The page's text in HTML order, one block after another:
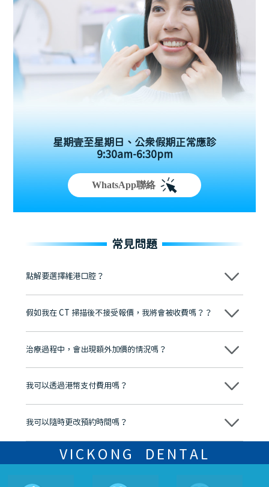
星期壹至星期日、公眾假期正常應診
9:30am-6:30pm
WhatsApp聯絡
常見問題
點解要選擇維港口腔？
維港口腔踐行「醫道濟世」的大學校訓，各分院匯聚來自香港、內地的
牌」、「2025香港企業領袖品牌」，是諾貝爾種植系統全球放心植牙中
至今已服務超過三十個國家和地區的顧客，受到粵港澳大灣區及周邊城
市市民極高的口碑評價及信任推薦 珠海、深圳設有八大分院，香港亦設
有咨詢及服務保障中心，有任何問題都可以隨時預約免費咨詢，讓人十
假如我在 CT 掃描後不接受報價，我將會被收費嗎？？
不會！只要未開始實際服務之前，你不會被收取任何費用。
治療過程中，會出現額外加價的情況嗎？
不會，治療前我們會詳細說明治療方案及對應的價錢，顧客同意並簽字
我可以透過港幣支付費用嗎？
可以。維港口腔會按照當日匯率轉算收取費用，而匯率會及時告知客人
我可以隨時更改預約時間嗎？
可以，請盡早通過wechat或whatsapp聯絡我們，告知我們你原本預約
的時間及資料，並且重新預約的日期及時段
VICKONG DENTAL